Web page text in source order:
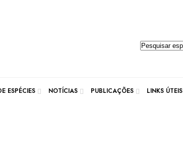
ESPÉCIES NOTÍCIAS PUBLICAÇÕES LINKS ÚTEIS